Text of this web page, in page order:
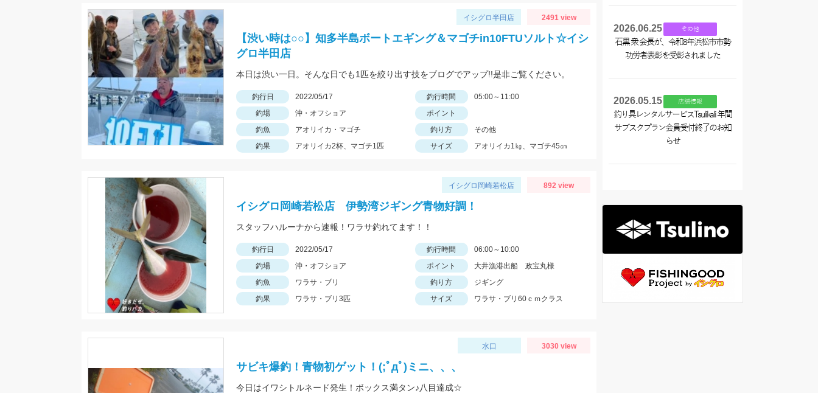
イシグロ半田店 2491 view
【渋い時は○○】知多半島ボートエギング＆マゴチin10FTUソルト☆イシ
グロ半田店
本日は渋い一日。そんな日でも1匹を絞り出す技をブログでアップ!!是非ご覧ください。
釣行日 2022/05/17 釣行時間
05:00～11:00
釣場
沖・オフショア
ポイント
釣魚
アオリイカ・マゴチ 釣り方
その他
釣果
アオリイカ2杯、マゴチ1匹 サイズ アオリイカ1㎏、マゴチ45㎝
イシグロ岡崎若松店 892 view
イシグロ岡崎若松店 伊勢湾ジギング青物好調！
スタッフハルーナから速報！ワラサ釣れてます！！
釣行日 2022/05/17 釣行時間
06:00～10:00
釣場
沖・オフショア ポイント
大井漁港出船 政宝丸様
釣魚
ワラサ・ブリ 釣り方
ジギング
釣果
ワラサ・ブリ3匹 サイズ ワラサ・ブリ60ｃｍクラス
水口 3030 view
サビキ爆釣！青物初ゲット！(;ﾟдﾟ)ミニ、、、
今日はイワシトルネード発生！ボックス満タン♪八目達成☆
2026.06.25 その他
石黒 衆 会長が、令和8年浜松市市勢
功労者表彰を受彰されました
2026.05.15 店舗情報
釣り具レンタルサービスTsulikali 年間
サブスクプラン会員受付終了のお知
らせ